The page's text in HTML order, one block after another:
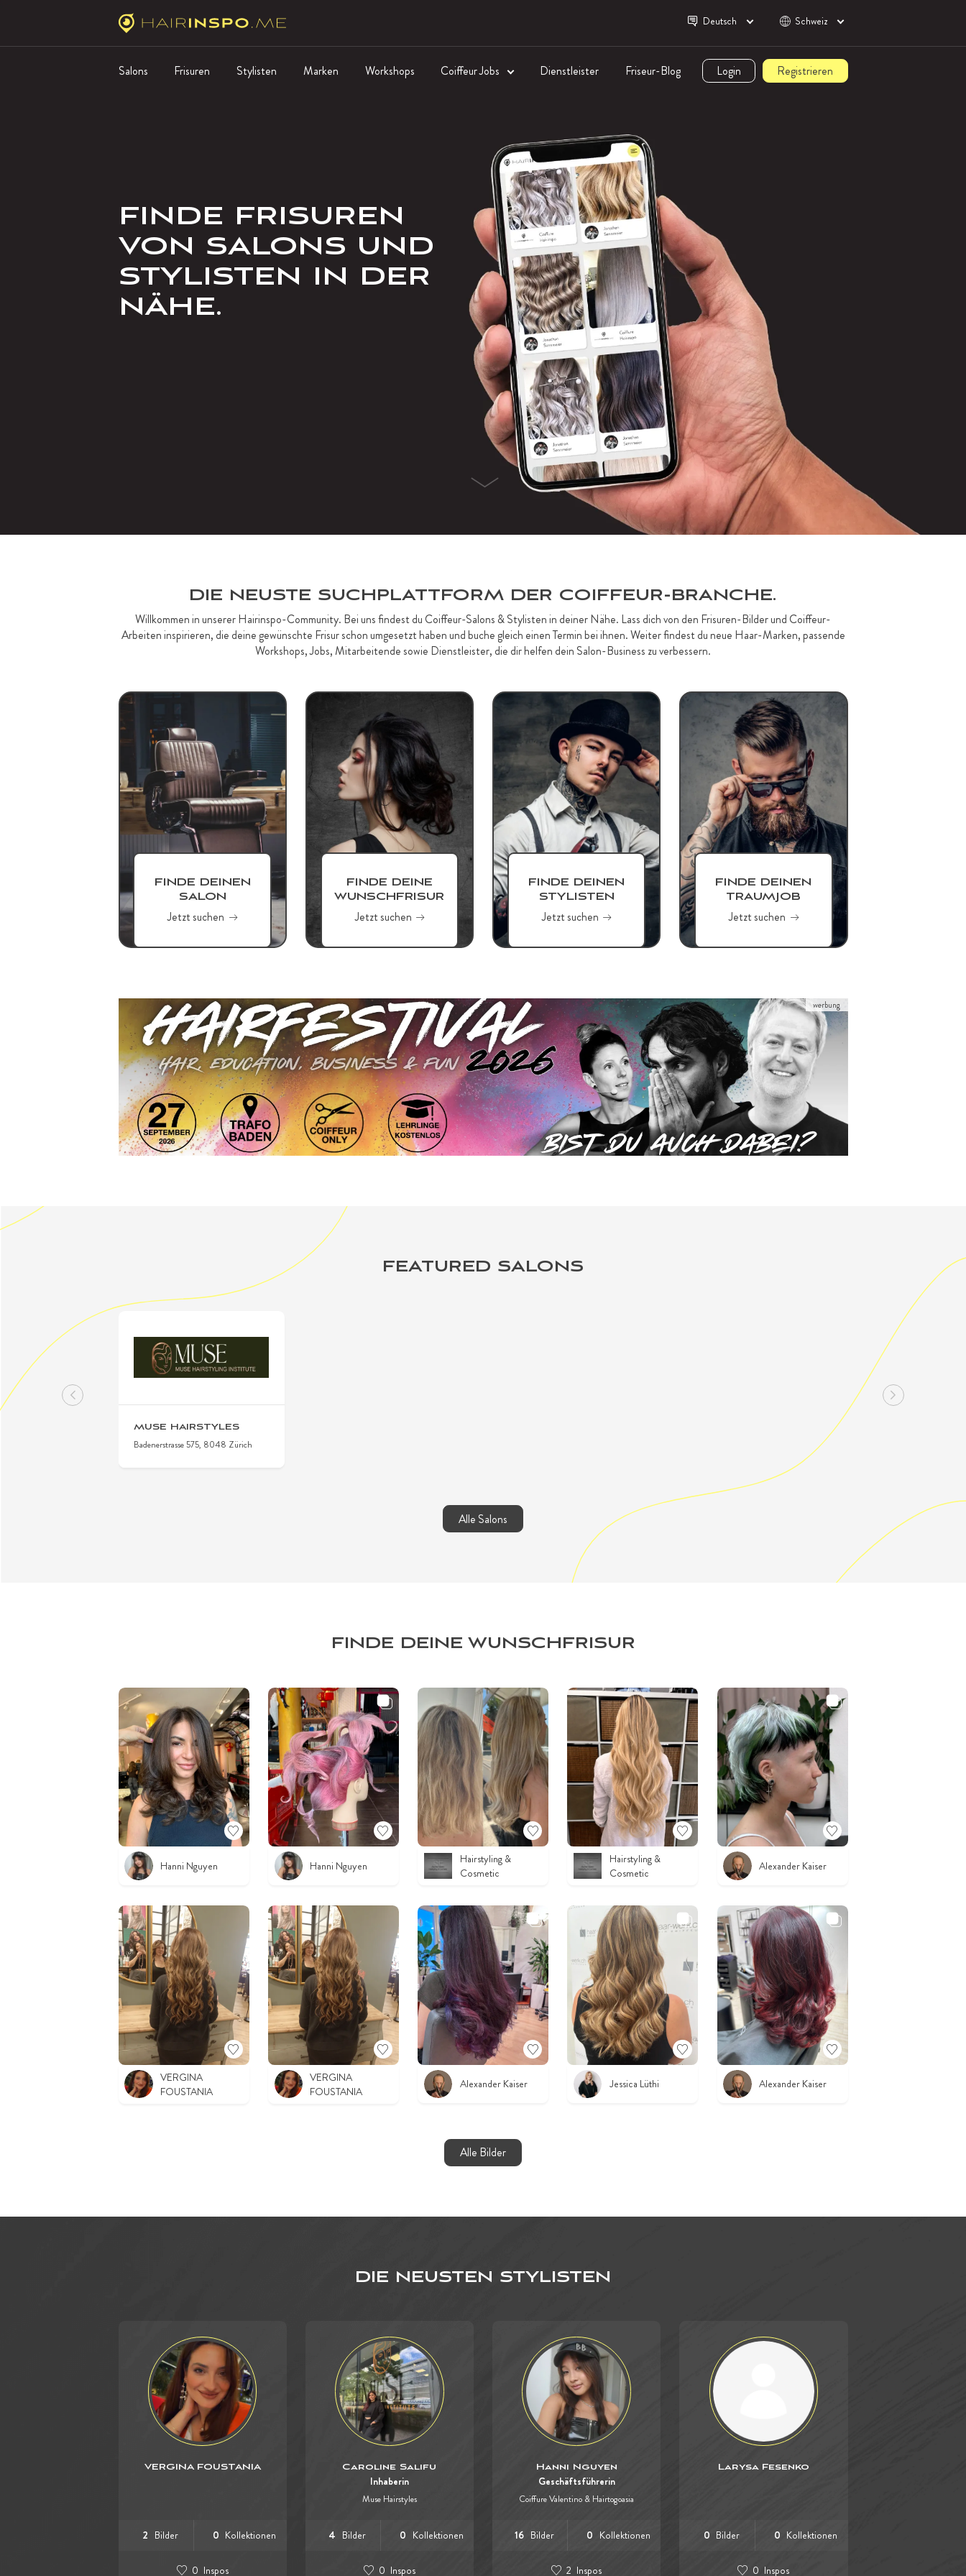
Deutsch Schweiz
Salons Frisuren Stylisten Marken Workshops Coiffeur Jobs Dienstleister Friseur-Blog Login Registrieren
FINDE FRISUREN
VON SALONS UND
STYLISTEN IN DER
NÄHE.
DIE NEUSTE SUCHPLATTFORM DER COIFFEUR-BRANCHE.
Willkommen in unserer Hairinspo-Community. Bei uns findest du Coiffeur-Salons & Stylisten in deiner Nähe. Lass dich von den Frisuren-Bilder und Coiffeur-
Arbeiten inspirieren, die deine gewünschte Frisur schon umgesetzt haben und buche gleich einen Termin bei ihnen. Weiter findest du neue Haar-Marken, passende
Workshops, Jobs, Mitarbeitende sowie Dienstleister, die dir helfen dein Salon-Business zu verbessern.
FINDE DEINEN
SALON
Jetzt suchen
FINDE DEINE
WUNSCHFRISUR
Jetzt suchen
FINDE DEINEN
STYLISTEN
Jetzt suchen
FINDE DEINEN
TRAUMJOB
Jetzt suchen
werbung
FEATURED SALONS
MUSE HAIRSTYLES
Badenerstrasse 575, 8048 Zürich
Alle Salons
FINDE DEINE WUNSCHFRISUR
Hanni Nguyen Hanni Nguyen
Hairstyling &
Cosmetic
Hairstyling &
Cosmetic
Alexander Kaiser
VERGINA
FOUSTANIA
VERGINA
FOUSTANIA
Alexander Kaiser Jessica Lüthi Alexander Kaiser
Alle Bilder
DIE NEUSTEN STYLISTEN
VERGINA FOUSTANIA
2 Bilder 0 Kollektionen
0 Inspos
Caroline Salifu
Inhaberin
Muse Hairstyles
4 Bilder 0 Kollektionen
0 Inspos
Hanni Nguyen
Geschäftsführerin
Coiffure Valentino & Hairtogoasia
16 Bilder 0 Kollektionen
2 Inspos
Larysa Fesenko
0 Bilder 0 Kollektionen
0 Inspos